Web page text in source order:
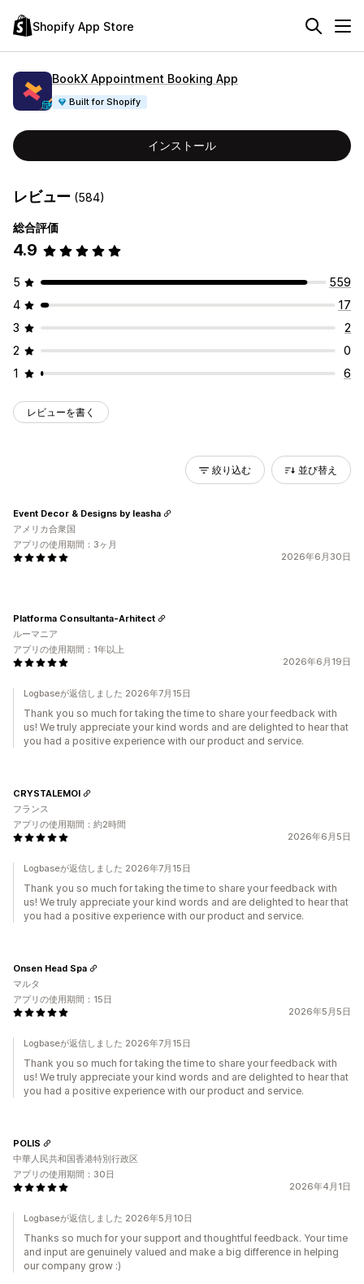
Shopify App Store
BookX Appointment Booking App
Built for Shopify
インストール
レビュー (584)
総合評価
4.9
5
559
4
17
3
2
2
0
1
6
レビューを書く
絞り込む 並び替え
2026年6月30日
Event Decor & Designs by Ieasha
アメリカ合衆国
アプリの使用期間：3ヶ月
2026年6月19日
Platforma Consultanta-Arhitect
ルーマニア
アプリの使用期間：1年以上
Logbaseが返信しました 2026年7月15日
Thank you so much for taking the time to share your feedback with
us! We truly appreciate your kind words and are delighted to hear that
you had a positive experience with our product and service.
2026年6月5日
CRYSTALEMOI
フランス
アプリの使用期間：約2時間
Logbaseが返信しました 2026年7月15日
Thank you so much for taking the time to share your feedback with
us! We truly appreciate your kind words and are delighted to hear that
you had a positive experience with our product and service.
2026年5月5日
Onsen Head Spa
マルタ
アプリの使用期間：15日
Logbaseが返信しました 2026年7月15日
Thank you so much for taking the time to share your feedback with
us! We truly appreciate your kind words and are delighted to hear that
you had a positive experience with our product and service.
2026年4月1日
POLIS
中華人民共和国香港特別行政区
アプリの使用期間：30日
Logbaseが返信しました 2026年5月10日
Thanks so much for your support and thoughtful feedback. Your time
and input are genuinely valued and make a big difference in helping
our company grow :)